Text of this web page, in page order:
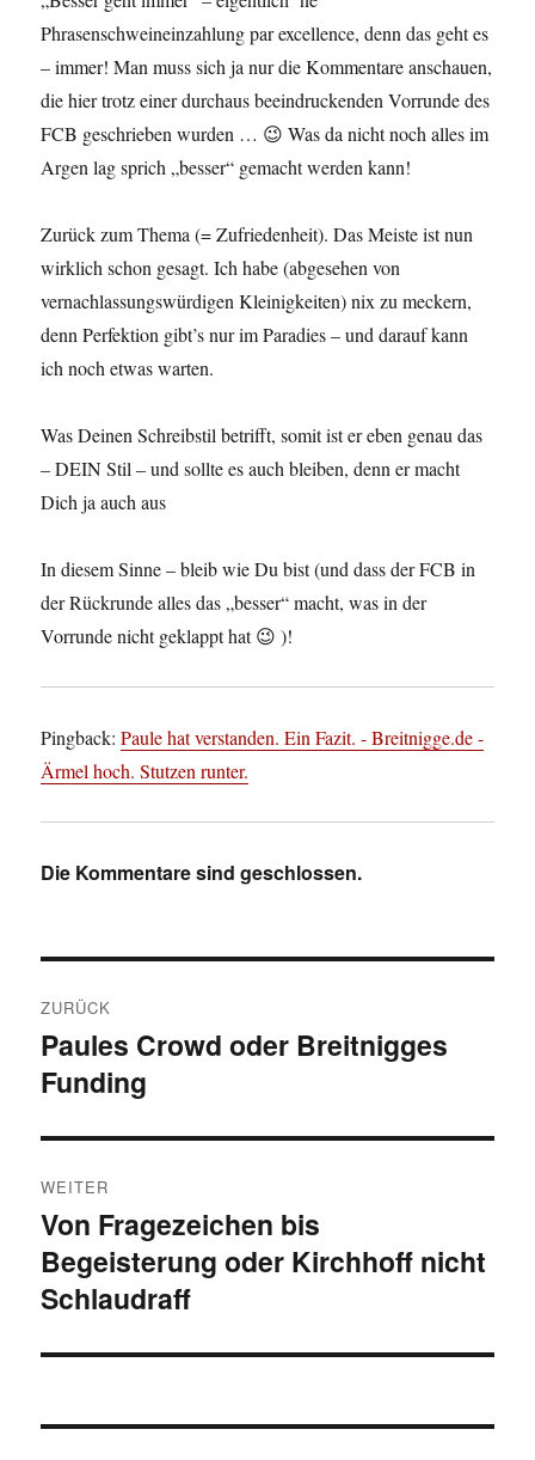
Phrasenschweineinzahlung par excellence, denn das geht es
– immer! Man muss sich ja nur die Kommentare anschauen,
die hier trotz einer durchaus beeindruckenden Vorrunde des
FCB geschrieben wurden … 😉 Was da nicht noch alles im
Argen lag sprich „besser“ gemacht werden kann!
Zurück zum Thema (= Zufriedenheit). Das Meiste ist nun
wirklich schon gesagt. Ich habe (abgesehen von
vernachlassungswürdigen Kleinigkeiten) nix zu meckern,
denn Perfektion gibt’s nur im Paradies – und darauf kann
ich noch etwas warten.
Was Deinen Schreibstil betrifft, somit ist er eben genau das
– DEIN Stil – und sollte es auch bleiben, denn er macht
Dich ja auch aus
In diesem Sinne – bleib wie Du bist (und dass der FCB in
der Rückrunde alles das „besser“ macht, was in der
Vorrunde nicht geklappt hat 😉 )!
Pingback:Paule hat verstanden. Ein Fazit. - Breitnigge.de -
Ärmel hoch. Stutzen runter.
Die Kommentare sind geschlossen.
ZURÜCK
Vorheriger
Beitrag:
Paules Crowd oder Breitnigges
Funding
WEITER
Nächster
Beitrag:
Von Fragezeichen bis
Begeisterung oder Kirchhoff nicht
Schlaudraff